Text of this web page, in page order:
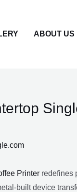
ABOUT US
Printer redefines
built device